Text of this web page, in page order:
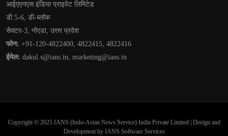
आईएएनएस इंडिया प्राइवेट लिमिटेड
डी 5-6, डी-ब्लॉक
सेक्टर-3, नोएडा, उत्तर प्रदेश
फोन: +91-120-4822400, 4822415, 4822416
ईमेल: dakul.s@ians.in, marketing@ians.in
Copyright © 2025 IANS (Indo-Asian News Service) India Private Limited | Design and
Development by IANS Software Services